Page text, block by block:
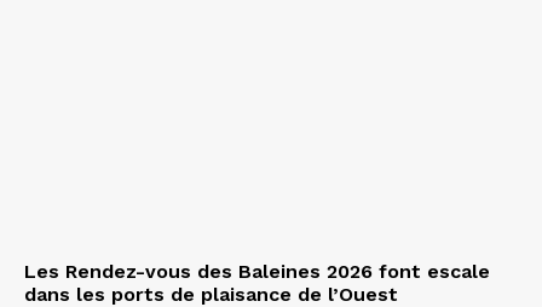
Les Rendez-vous des Baleines 2026 font escale
dans les ports de plaisance de l’Ouest